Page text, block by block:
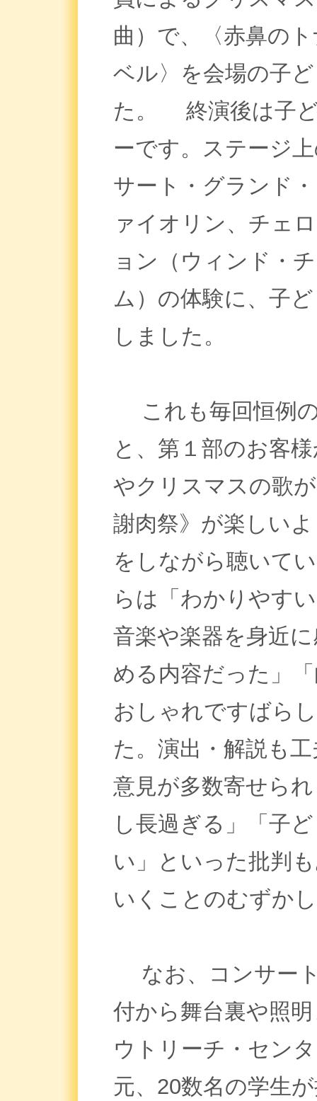
曲）で、〈赤鼻の
ベル〉を会場の子
た。 終演後は子ど
ーです。ステージ
サート・グランド
ァイオリン、チェ
ョン（ウィンド・
ム）の体験に、子
しました。
これも毎回恒例
と、第１部のお客
やクリスマスの歌
謝肉祭》が楽しい
をしながら聴いて
らは「わかりやす
音楽や楽器を身近
める内容だった」
おしゃれですばら
た。演出・解説も
意見が多数寄せら
し長過ぎる」「子
い」といった批判
いくことのむずか
なお、コンサー
付から舞台裏や照
ウトリーチ・セン
元、20数名の学生